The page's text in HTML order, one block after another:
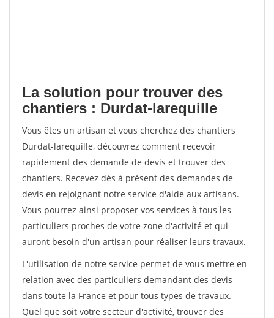
La solution pour trouver des
chantiers : Durdat-larequille
Vous êtes un artisan et vous cherchez des chantiers
Durdat-larequille, découvrez comment recevoir
rapidement des demande de devis et trouver des
chantiers. Recevez dès à présent des demandes de
devis en rejoignant notre service d'aide aux artisans.
Vous pourrez ainsi proposer vos services à tous les
particuliers proches de votre zone d'activité et qui
auront besoin d'un artisan pour réaliser leurs travaux.
L'utilisation de notre service permet de vous mettre en
relation avec des particuliers demandant des devis
dans toute la France et pour tous types de travaux.
Quel que soit votre secteur d'activité, trouver des